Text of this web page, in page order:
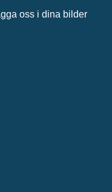
oss i dina bilder